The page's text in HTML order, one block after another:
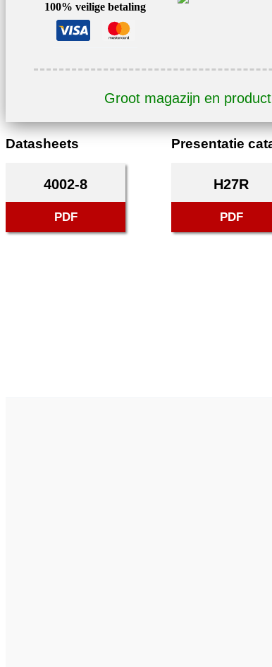
100% veilige betaling
Groot magazijn en
Datasheets
4002-8
PDF
Presentatie
H27R
PDF